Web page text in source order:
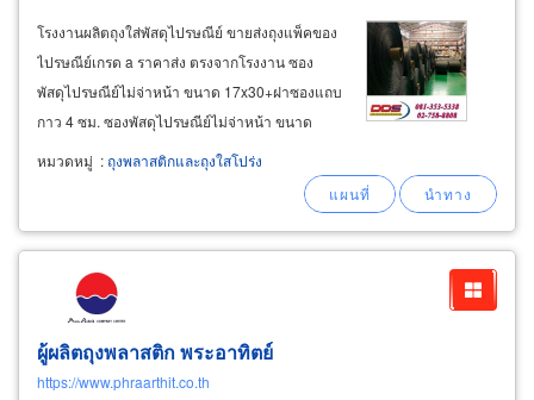
โรงงานผลิตถุงใส่พัสดุไปรษณีย์ ขายส่งถุงแพ็คของ
ไปรษณีย์เกรด a ราคาส่ง ตรงจากโรงงาน ซอง
พัสดุไปรษณีย์ไม่จ่าหน้า ขนาด 17x30+ฝาซองแถบ
กาว 4 ซม. ซองพัสดุไปรษณีย์ไม่จ่าหน้า ขนาด
20x30+ฝาซองแถบกาว 4 ซม. ซองพัสดุไปรษณีย์
ไม่จ่าหน้า ขนาด 25x35+ฝาซองแถบกาว 4 ซม.
ซองพัสดุไปรษณีย์ไม่จ่าหน้า ขนาด 28x42+ฝาซอง
แถบกาว
หมวดหมู่ : ถุงพลาสติกและถุงใสโปร่ง
ผู้ผลิตถุงพลาสติก พระอาทิตย์
https://www.phraarthit.co.th